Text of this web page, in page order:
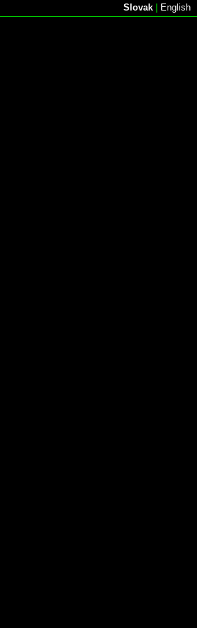
Slovak English